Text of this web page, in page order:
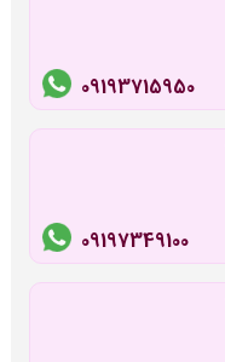
09193715950
09197349100